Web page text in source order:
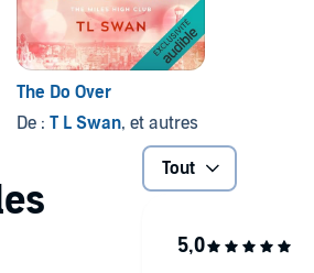
The Do Over
De :T L Swan, et autres
Tout